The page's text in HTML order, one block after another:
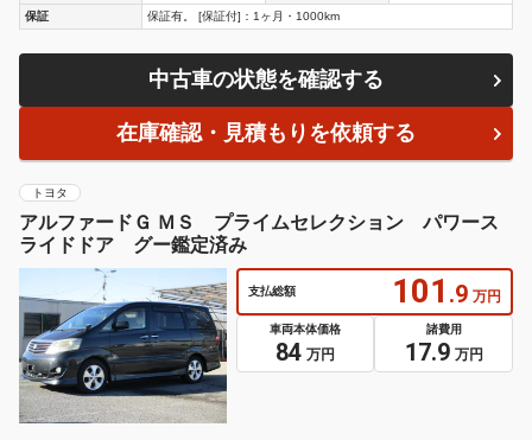
保証
保証有。 [保証付]：1ヶ月・1000km
中古車の状態を確認する
在庫確認・見積もりを依頼する
トヨタ
アルファードＧ ＭＳ プライムセレクション パワース
ライドドア グー鑑定済み
支払総額 101 .9 万円
車両本体価格
84 万円
諸費用
17.9 万円